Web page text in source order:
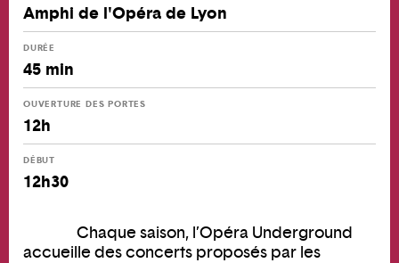
Amphi de l'Opéra de Lyon
DURÉE
45 min
OUVERTURE DES PORTES
12h
DÉBUT
12h30
Chaque saison, l’Opéra Underground
accueille des concerts proposés par les